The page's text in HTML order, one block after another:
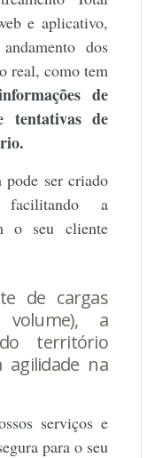
e aplicativo,
dos
real, como tem
de
tentativas de
pode ser criado
a
o seu cliente
de cargas
a
território
agilidade na
serviços e
para o seu